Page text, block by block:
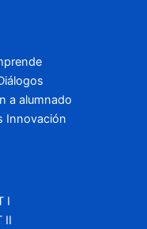
a alumnado
Innovación
I
II